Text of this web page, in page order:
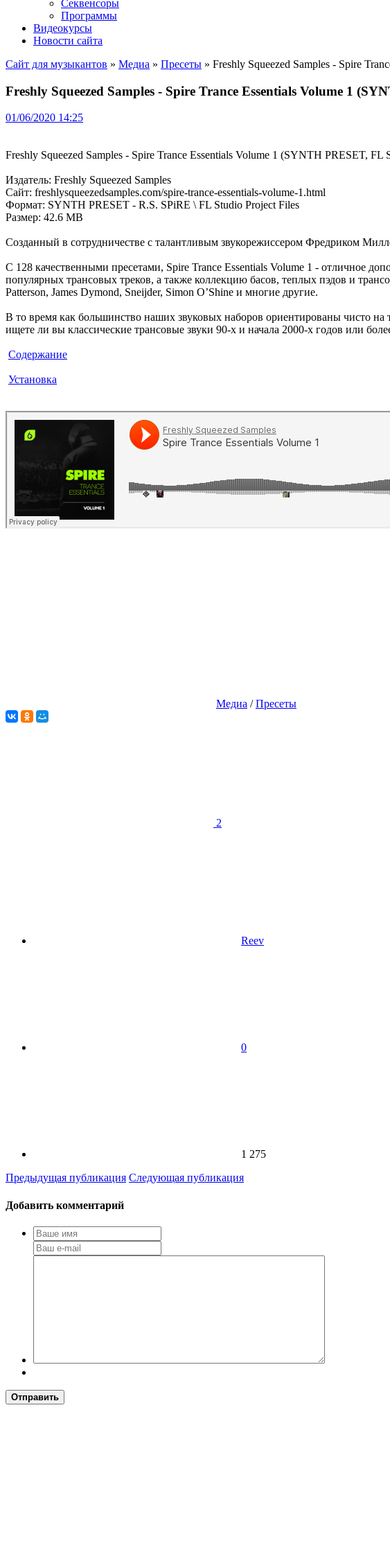
Секвенсоры
Программы
Видеокурсы
Новости сайта
Сайт для музыкантов » Медиа » Пресеты » Freshly Squeezed Samples - Spire
Freshly Squeezed Samples - Spire Trance Essentials Volume 1
01/06/2020 14:25
Freshly Squeezed Samples - Spire Trance Essentials Volume 1 (SYNTH PRESET, FL
Издатель: Freshly Squeezed Samples
Сайт: freshlysqueezedsamples.com/spire-trance-essentials-volume-1.html
Формат: SYNTH PRESET - R.S. SPiRE \ FL Studio Project Files
Размер: 42.6 MB
Созданный в сотрудничестве с талантливым звукорежиссером Фредриком
С 128 качественными пресетами, Spire Trance Essentials Volume 1 - отличное
популярных трансовых треков, а также коллекцию басов, теплых пэдов и
Patterson, James Dymond, Sneijder, Simon O’Shine и многие другие.
В то время как большинство наших звуковых наборов ориентированы чисто на
ищете ли вы классические трансовые звуки 90-х и начала 2000-х годов или
Содержание
Установка
Медиа /Пресеты
2
Reev
0
1 275
Предыдущая публикация Следующая публикация
Добавить комментарий
Отправить